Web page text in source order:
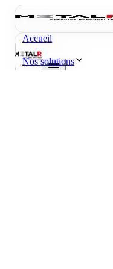
Accueil
Nos solutions